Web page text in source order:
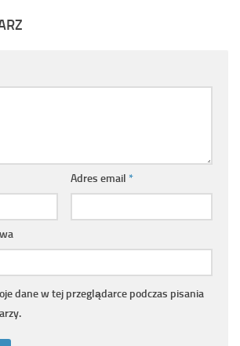
Adres email *
dane w tej przeglądarce podczas pisania